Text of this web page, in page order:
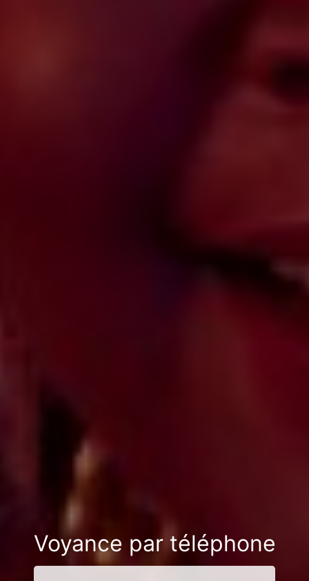
Voyance par téléphone